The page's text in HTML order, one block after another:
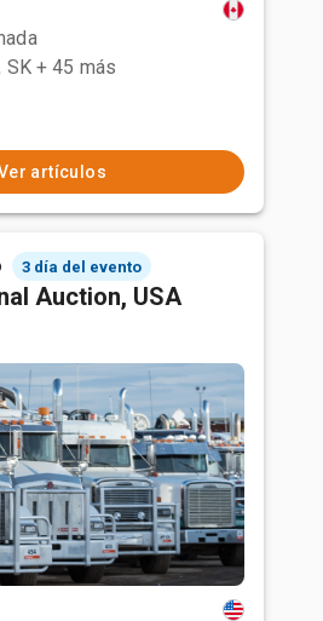
SK + 45 más
artículos
3 día del evento
Auction, USA